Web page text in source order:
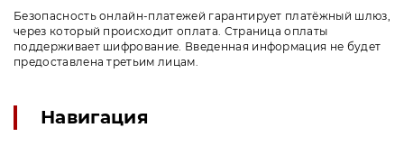
Безопасность онлайн-платежей гарантирует платёжный шлюз,
через который происходит оплата. Страница оплаты
поддерживает шифрование. Введенная информация не будет
предоставлена третьим лицам.
Навигация